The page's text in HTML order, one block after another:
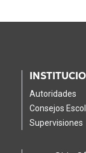
Autoridades
Consejos
Supervisiones